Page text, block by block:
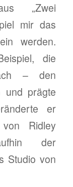
„Zwei
mir das
werden.
die
– den
und prägte
er
Ridley
der
Studio von